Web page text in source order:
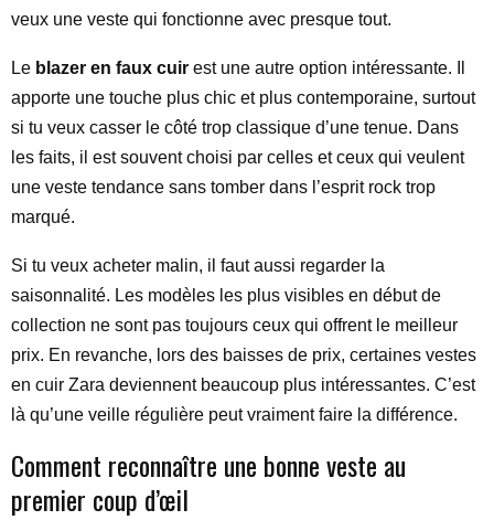
veux une veste qui fonctionne avec presque tout.
Le blazer en faux cuir est une autre option intéressante. Il
apporte une touche plus chic et plus contemporaine, surtout
si tu veux casser le côté trop classique d’une tenue. Dans
les faits, il est souvent choisi par celles et ceux qui veulent
une veste tendance sans tomber dans l’esprit rock trop
marqué.
Si tu veux acheter malin, il faut aussi regarder la
saisonnalité. Les modèles les plus visibles en début de
collection ne sont pas toujours ceux qui offrent le meilleur
prix. En revanche, lors des baisses de prix, certaines vestes
en cuir Zara deviennent beaucoup plus intéressantes. C’est
là qu’une veille régulière peut vraiment faire la différence.
Comment reconnaître une bonne veste au
premier coup d’œil